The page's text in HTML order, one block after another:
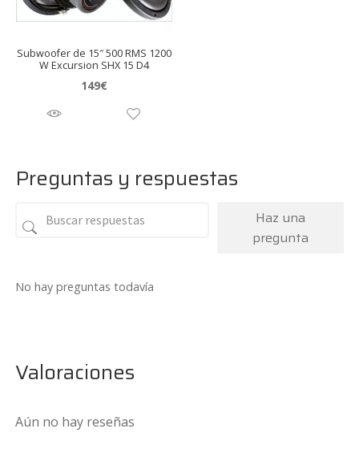
Subwoofer de 15″ 500 RMS 1200
W Excursion SHX 15 D4
149€
Preguntas y respuestas
Haz una
pregunta
No hay preguntas todavía
Valoraciones
Aún no hay reseñas